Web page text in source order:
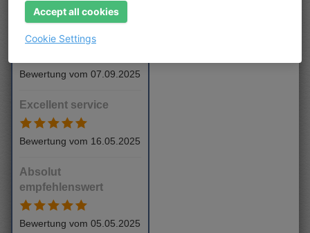
Bewertung vom 20.01.2026
Fachkundiger Anwalt
Bewertung vom 07.09.2025
Excellent service
Bewertung vom 16.05.2025
Absolut
empfehlenswert
Bewertung vom 05.05.2025
Accept all cookies
Cookie Settings